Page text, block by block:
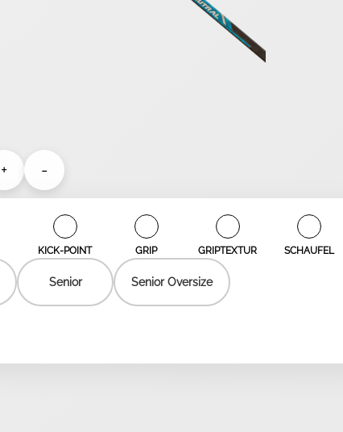
+ -
KICK-POINT GRIP GRIPTEXTUR SCHAUFEL
Senior Senior Oversize